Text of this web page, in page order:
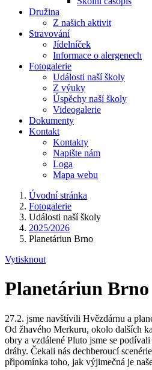
Družina
Z našich aktivit
Stravování
Jídelníček
Informace o alergenech
Fotogalerie
Události naší školy
Z výuky
Úspěchy naší školy
Videogalerie
Dokumenty
Kontakt
Kontakty
Napište nám
Loga
Mapa webu
Úvodní stránka
Fotogalerie
Události naší školy
2025/2026
Planetáriun Brno
Vytisknout
Planetáriun Brno
27.2. jsme navštívili Hvězdárnu a
Od žhavého Merkuru, okolo dalších
obry a vzdálené Pluto jsme se
dráhy. Čekali nás dechberoucí
připomínka toho, jak výjimečná je